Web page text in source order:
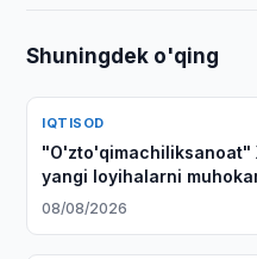
Shuningdek o'qing
IQTISOD
"O'zto'qimachiliksanoat"
yangi loyihalarni
08/08/2026